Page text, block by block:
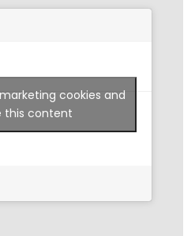
cookies and
this content